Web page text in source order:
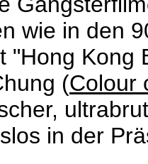
wie in den
"Hong Kong
(Colour
in der